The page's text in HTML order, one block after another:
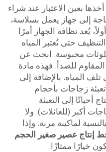
الاعتبار عند شراء
جهاز يعمل بسلاسة،
نظافة الجهاز أمرًا
تُعتبر المياه
محبوسة. ابحث عن
للصدأ. فهذه مادة
بالإضافة إلى
بأحجام
إلى التعبئة
(للعائلات). ولا
مرنة. وإذا
عصير صغير الحجم
ممتازًا.